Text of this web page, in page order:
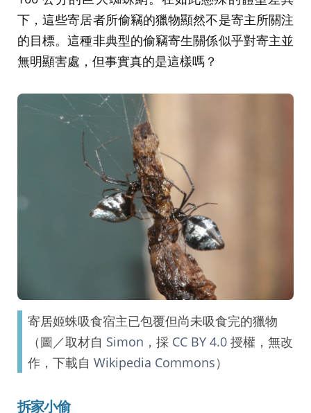
下，這些寄居者所偷竊的獵物顯然不是寄主所關注
的目標。這種非典型的偷竊寄生關係似乎對寄主並
無明顯害處，但事實真的是這樣嗎？
寄居姬蛛吸食宿主已包覆但尚未吸食完的獵物
（圖／取材自 Simon ，採 CC BY 4.0授權，無改
作，下載自 Wikipedia Commons）
拆家小偷